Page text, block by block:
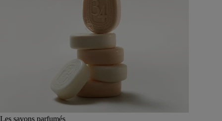
Les savons parfumés